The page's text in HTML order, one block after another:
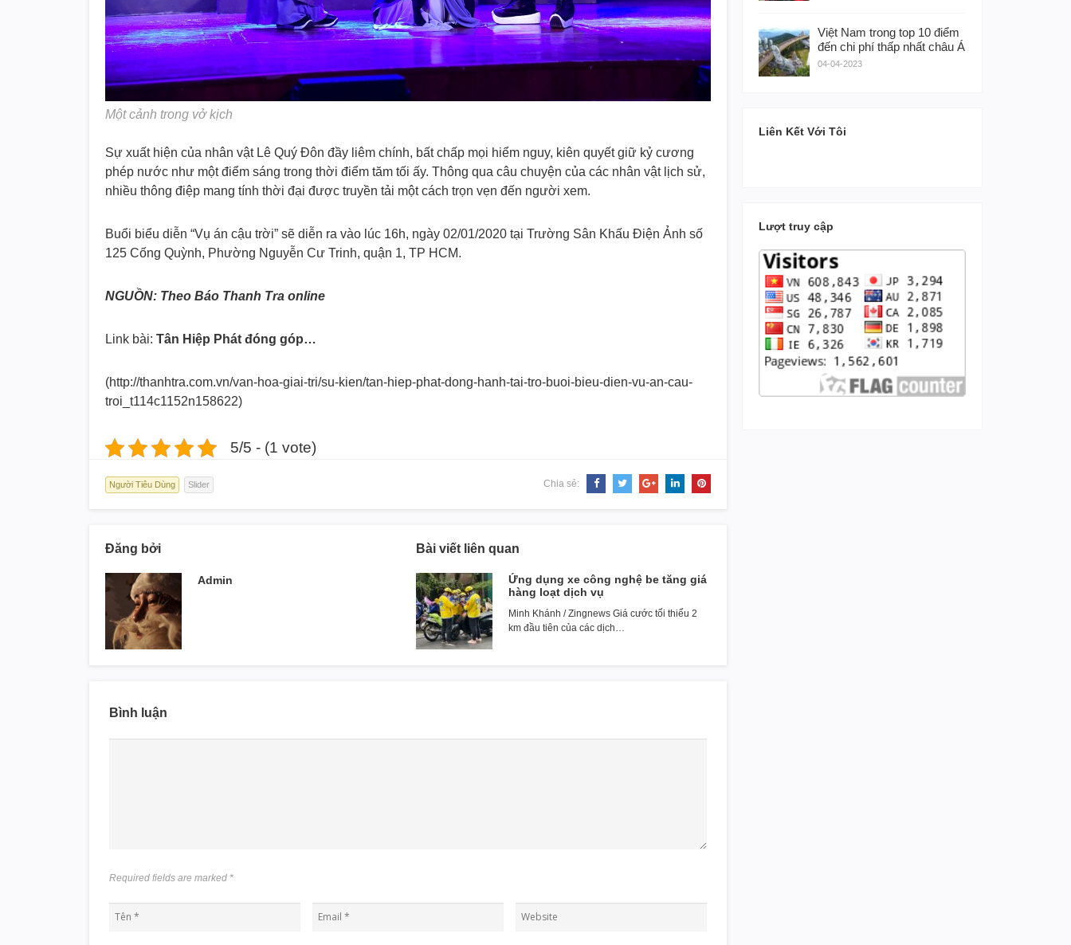
Một cảnh trong vở kịch
Sự xuất hiện của nhân vật Lê Quý Đôn đầy liêm chính, bất chấp mọi hiểm nguy, kiên quyết giữ kỷ cương
phép nước như một điểm sáng trong thời điểm tăm tối ấy. Thông qua câu chuyện của các nhân vật lịch sử,
nhiều thông điệp mang tính thời đại được truyền tải một cách trọn vẹn đến người xem.
Buổi biểu diễn “Vụ án cậu trời” sẽ diễn ra vào lúc 16h, ngày 02/01/2020 tại Trường Sân Khấu Điện Ảnh số
125 Cống Quỳnh, Phường Nguyễn Cư Trinh, quận 1, TP HCM.
NGUỒN: Theo Báo Thanh Tra online
Link bài: Tân Hiệp Phát đóng góp…
(http://thanhtra.com.vn/van-hoa-giai-tri/su-kien/tan-hiep-phat-dong-hanh-tai-tro-buoi-bieu-dien-vu-an-cau-
troi_ t114c1152n158622)
5/5 - (1 vote)
Người Tiêu Dùng Slider Chia sẻ:
Đăng bởi
Admin
Bài viết liên quan
Ứng dụng xe công nghệ be tăng giá
hàng loạt dịch vụ
Minh Khánh / Zingnews Giá cước tối thiểu 2
km đầu tiên của các dịch…
Bình luận
Required fields are marked *
Việt Nam trong top 10 điểm
đến chi phí thấp nhất châu Á
04-04-2023
Liên Kết Với Tôi
Lượt truy cập